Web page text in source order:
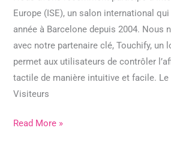
Europe (ISE), un salon international
année à Barcelone depuis 2004. Nous
avec notre partenaire clé, Touchify, un
permet aux utilisateurs de contrôler
tactile de manière intuitive et facile. Le
Visiteurs
Read More »